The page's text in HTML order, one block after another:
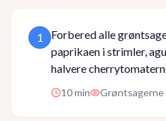
1
Forbered alle
paprikaen i strimler,
halvere
10min Grøntsagerne